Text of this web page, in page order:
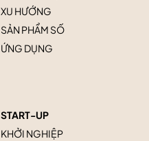
XU HƯỚNG
SẢN PHẨM SỐ
ỨNG DỤNG
START-UP
KHỞI NGHIỆP